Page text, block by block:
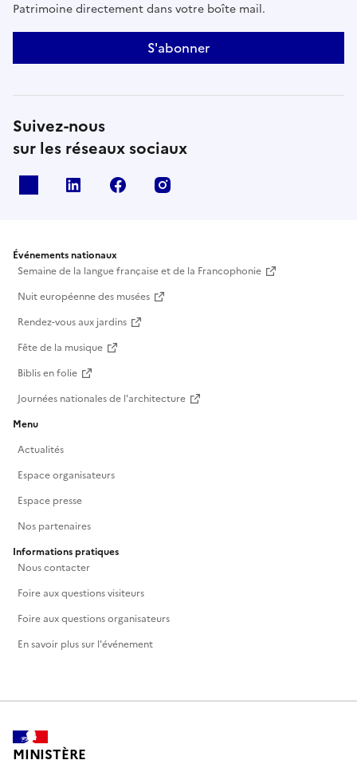
Patrimoine directement dans votre boîte mail.
S'abonner
Suivez-nous
sur les réseaux sociaux
Linkedin Facebook
Événements nationaux
Semaine de la langue française et de la Francophonie
Nuit européenne des musées
Rendez-vous aux jardins
Fête de la musique
Biblis en folie
Journées nationales de l'architecture
Menu
Actualités
Espace organisateurs
Espace presse
Nos partenaires
Informations pratiques
Nous contacter
Foire aux questions visiteurs
Foire aux questions organisateurs
En savoir plus sur l'événement
MINISTÈRE